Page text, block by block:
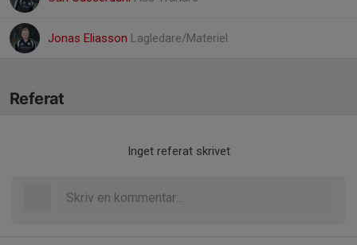
Jonas Eliasson Lagledare/Materiel
Referat
Inget referat skrivet